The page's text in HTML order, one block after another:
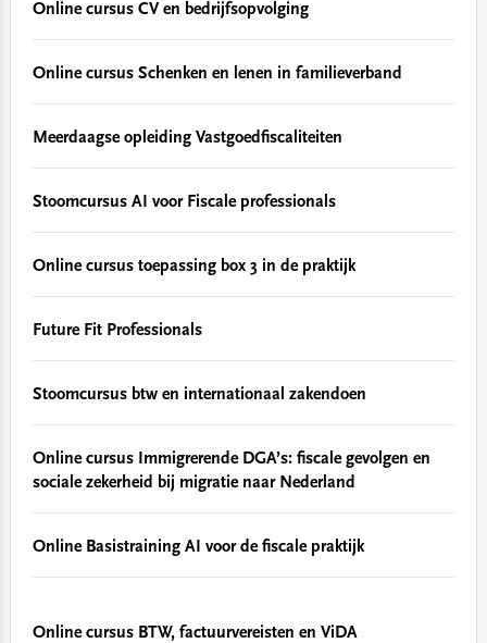
Online cursus CV en bedrijfsopvolging
Online cursus Schenken en lenen in familieverband
Meerdaagse opleiding Vastgoedfiscaliteiten
Stoomcursus AI voor Fiscale professionals
Online cursus toepassing box 3 in de praktijk
Future Fit Professionals
Stoomcursus btw en internationaal zakendoen
Online cursus Immigrerende DGA’s: fiscale gevolgen en
sociale zekerheid bij migratie naar Nederland
Online Basistraining AI voor de fiscale praktijk
Online cursus BTW, factuurvereisten en ViDA